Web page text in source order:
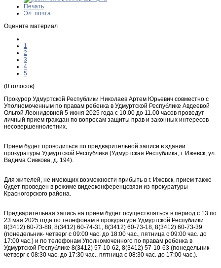
Печать
Эл. почта
Оцените материал
1
2
3
4
5
(0 голосов)
Прокурор Удмуртской Республики Николаев Артем Юрьевич совместно с
Уполномоченным по правам ребенка в Удмуртской Республике Авдеевой
Ольгой Леонидовной 5 июня 2025 года с 10.00 до 11.00 часов проведут
личный прием граждан по вопросам защиты прав и законных интересов
несовершеннолетних.
Прием будет проводиться по предварительной записи в здании
прокуратуры Удмуртской Республики (Удмуртская Республика, г. Ижевск, ул.
Вадима Сивкова, д. 194).
Для жителей, не имеющих возможности прибыть в г. Ижевск, прием также
будет проведен в режиме видеоконференцсвязи из прокуратуры
Красногорского района.
Предварительная запись на прием будет осуществляться в период с 13 по
23 мая 2025 года по телефонам в прокуратуре Удмуртской Республики
8(3412) 60-73-88, 8(3412) 60-74-31, 8(3412) 60-73-18, 8(3412) 60-73-39
(понедельник- четверг с 09:00 час. до 18:00 час., пятница с 09:00 час. до
17:00 час.) и по телефонам Уполномоченного по правам ребенка в
Удмуртской Республике 8(3412) 57-10-62, 8(3412) 57-10-63 (понедельник-
четверг с 08:30 час. до 17:30 час., пятница с 08:30 час. до 17:00 час.).